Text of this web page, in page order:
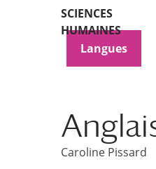
Langues
SCIENCES
HUMAINES
Caroline Pissard